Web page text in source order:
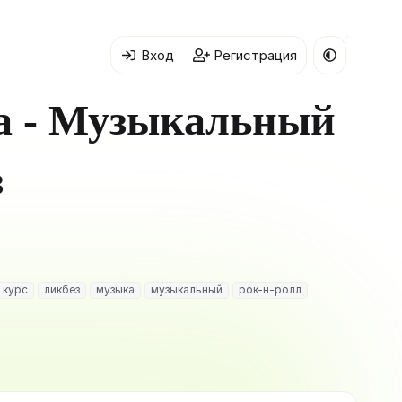
Вход Регистрация
- Музыкальный
курс ликбез музыка музыкальный
рок-н-ролл